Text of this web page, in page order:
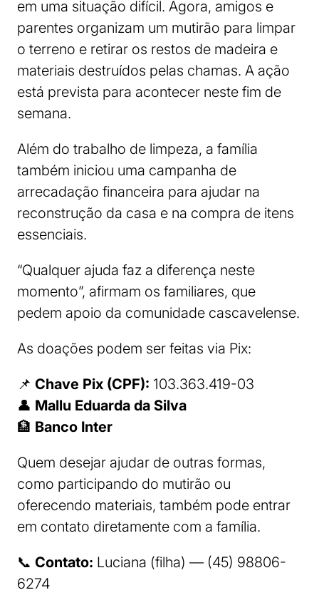
em uma situação difícil. Agora, amigos e
parentes organizam um mutirão para limpar
o terreno e retirar os restos de madeira e
materiais destruídos pelas chamas. A ação
está prevista para acontecer neste fim de
semana.
Além do trabalho de limpeza, a família
também iniciou uma campanha de
arrecadação financeira para ajudar na
reconstrução da casa e na compra de itens
essenciais.
“Qualquer ajuda faz a diferença neste
momento”, afirmam os familiares, que
pedem apoio da comunidade cascavelense.
As doações podem ser feitas via Pix:
📌 Chave Pix (CPF): 103.363.419-03
👤 Mallu Eduarda da Silva
🏦 Banco Inter
Quem desejar ajudar de outras formas,
como participando do mutirão ou
oferecendo materiais, também pode entrar
em contato diretamente com a família.
📞 Contato: Luciana (filha) — (45) 98806-
6274